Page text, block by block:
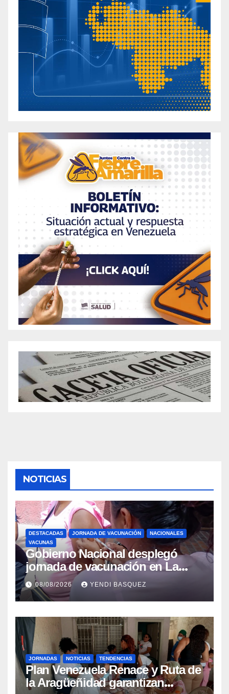
NOTICIAS
DESTACADAS JORNADA DE VACUNACIÓN
NACIONALES
VACUNAS
Gobierno Nacional desplegó
jornada de vacunación en La
Guaira para garantizar protección
epidemiológica
08/08/2026 YENDI BASQUEZ
JORNADAS NOTICIAS TENDENCIAS
Plan Venezuela Renace y Ruta de
la Aragüeñidad garantizan